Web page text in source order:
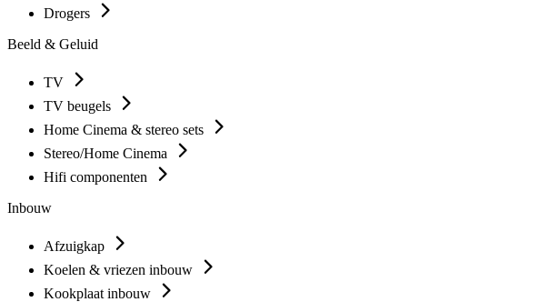
Drogers
Beeld & Geluid
TV
TV beugels
Home Cinema & stereo sets
Stereo/Home Cinema
Hifi componenten
Inbouw
Afzuigkap
Koelen & vriezen inbouw
Kookplaat inbouw